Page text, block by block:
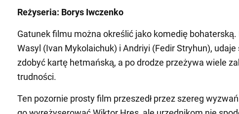
Reżyseria: Borys Iwczenko
Gatunek filmu można określić jako komedię bohaterską.
Wasyl (Ivan Mykolaichuk) i Andriyi (Fedir Stryhun), udaje
zdobyć kartę hetmańską, a po drodze przeżywa wiele
trudności.
Ten pozornie prosty film przeszedł przez szereg